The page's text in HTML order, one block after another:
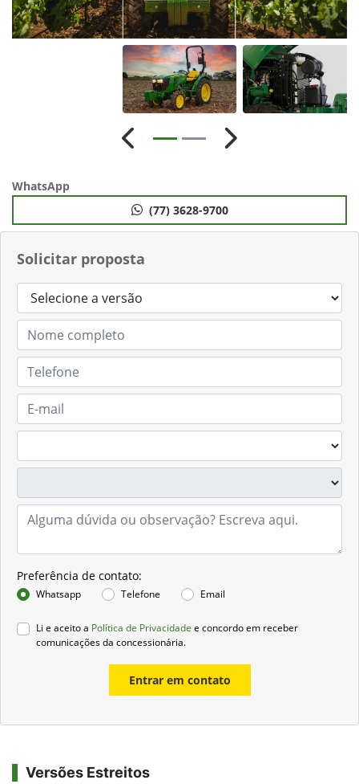
Solicitar proposta
Preferência de contato:
Whatsapp Telefone Email
Li e aceito a Política de Privacidade e concordo em receber
comunicações da concessionária.
Entrar em contato
Anterior Próximo
WhatsApp
(77) 3628-9700
Versões Estreitos